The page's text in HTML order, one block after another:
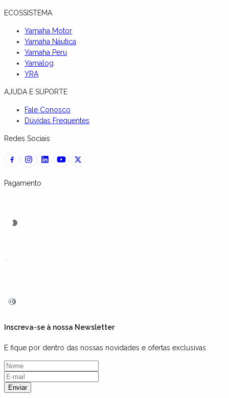
ECOSSISTEMA
Yamaha Motor
Yamaha Náutica
Yamaha Peru
Yamalog
YRA
AJUDA E SUPORTE
Fale Conosco
Dúvidas Frequentes
Redes Sociais
Pagamento
Inscreva-se à nossa Newsletter
E fique por dentro das nossas novidades e ofertas exclusivas
Enviar